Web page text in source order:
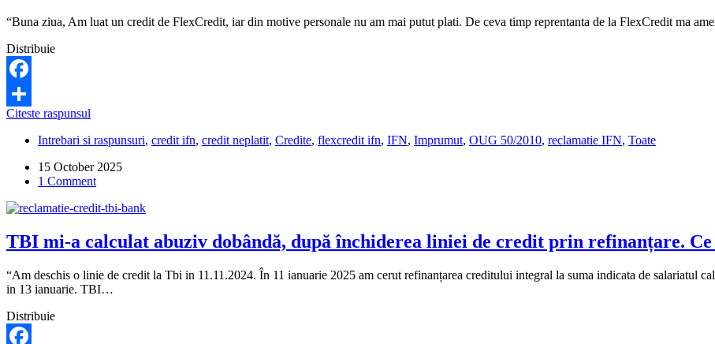
“Buna ziua, Am luat un credit de FlexCredit, iar din motive personale nu am mai putut plati. De ceva timp reprentanta de la FlexCredit ma
Distribuie
Facebook
Share
Citeste raspunsul
amenință
va
veni
locul
muncă?
Este
legal?
Intrebari si raspunsuri, credit ifn, credit neplatit, Credite, flexcredit ifn, IFN, Imprumut, OUG 50/2010, reclamatie IFN, Toate
15 October 2025
1 Comment
TBI mi-a calculat abuziv dobândă, după închiderea liniei de credit prin refinanțare. Ce
“Am deschis o linie de credit la Tbi in 11.11.2024. În 11 ianuarie 2025 am cerut refinanțarea creditului integral la suma indicata de salariatul
in 13 ianuarie. TBI…
Distribuie